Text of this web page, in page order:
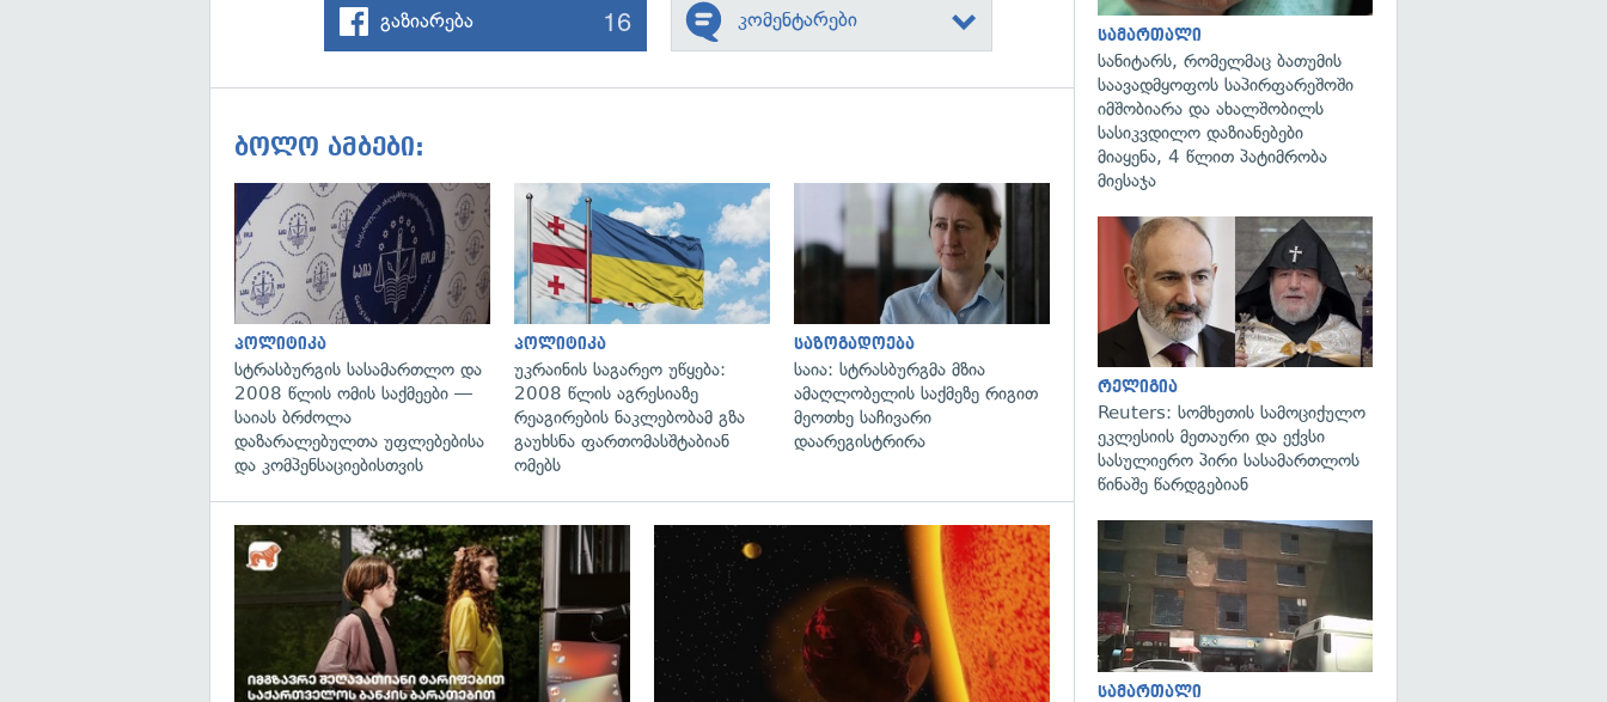
გაზიარება 16 კომენტარები
ბოლო ამბები:
გადახედვა
პოლიტიკა
სტრასბურგის სასამართლო და
2008 წლის ომის საქმეები —
საიას ბრძოლა
დაზარალებულთა უფლებებისა
და კომპენსაციებისთვის
გადახედვა
პოლიტიკა
უკრაინის საგარეო უწყება:
2008 წლის აგრესიაზე
რეაგირების ნაკლებობამ გზა
გაუხსნა ფართომასშტაბიან
ომებს
საზოგადოება
საია: სტრასბურგმა მზია
ამაღლობელის საქმეზე რიგით
მეოთხე საჩივარი
დაარეგისტრირა
გადახედვა
სამართალი
სანიტარს, რომელმაც ბათუმის
საავადმყოფოს საპირფარეშოში
იმშობიარა და ახალშობილს
სასიკვდილო დაზიანებები
მიაყენა, 4 წლით პატიმრობა
მიესაჯა
რელიგია
Reuters: სომხეთის სამოციქულო
ეკლესიის მეთაური და ექვსი
სასულიერო პირი სასამართლოს
წინაშე წარდგებიან
სამართალი